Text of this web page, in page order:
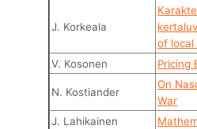
J. Korkeala
of local
V. Kosonen
Pricing
N. Kostiander
On
War
J. Lahikainen